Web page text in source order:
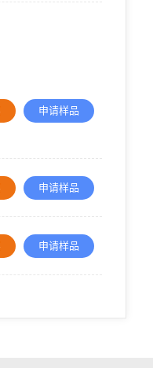
申请样品
申请样品
申请样品